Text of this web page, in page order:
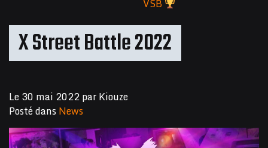
X Street Battle 2022
Le30 mai 2022parKiouze
Posté dansNews
VSB